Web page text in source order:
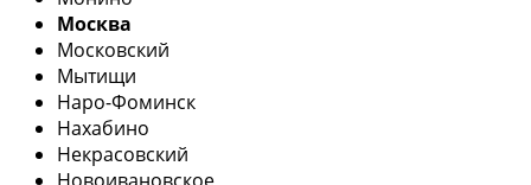
Москва
Московский
Мытищи
Наро-Фоминск
Нахабино
Некрасовский